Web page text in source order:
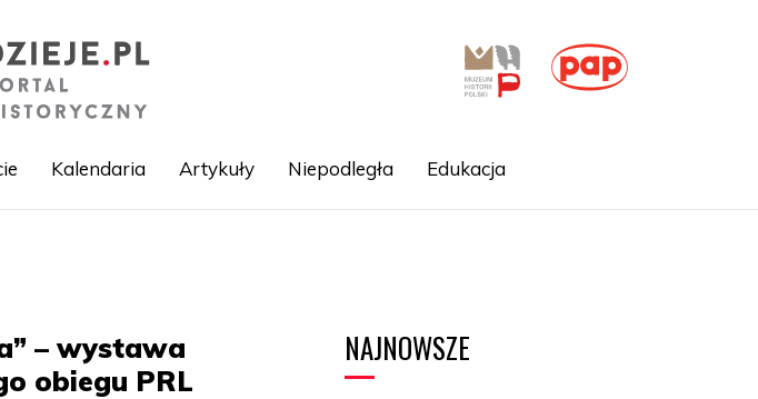
Kalendaria Artykuły Niepodległa Edukacja
– wystawa
obiegu PRL
NAJNOWSZE